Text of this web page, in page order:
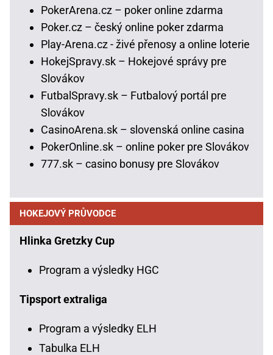
PokerArena.cz – poker online zdarma
Poker.cz – český online poker zdarma
Play-Arena.cz - živé přenosy a online loterie
HokejSpravy.sk – Hokejové správy pre
Slovákov
FutbalSpravy.sk – Futbalový portál pre
Slovákov
CasinoArena.sk – slovenská online casina
PokerOnline.sk – online poker pre Slovákov
777.sk – casino bonusy pre Slovákov
HOKEJOVÝ PRŮVODCE
Hlinka Gretzky Cup
Program a výsledky HGC
Tipsport extraliga
Program a výsledky ELH
Tabulka ELH